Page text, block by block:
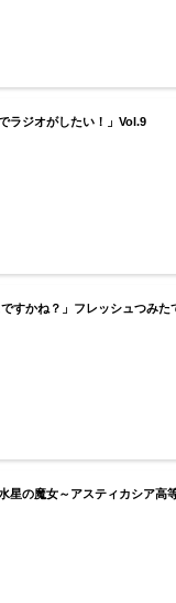
ラジオがしたい！」Vol.9
すかね？」フレッシュつみた
星の魔女～アスティカシア